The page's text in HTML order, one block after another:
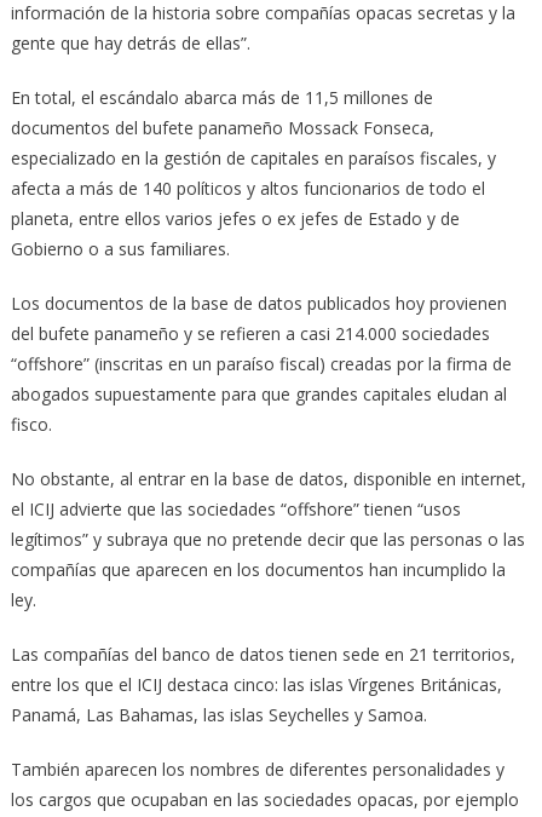
información de la historia sobre compañías opacas secretas y la
gente que hay detrás de ellas”.
En total, el escándalo abarca más de 11,5 millones de
documentos del bufete panameño Mossack Fonseca,
especializado en la gestión de capitales en paraísos fiscales, y
afecta a más de 140 políticos y altos funcionarios de todo el
planeta, entre ellos varios jefes o ex jefes de Estado y de
Gobierno o a sus familiares.
Los documentos de la base de datos publicados hoy provienen
del bufete panameño y se refieren a casi 214.000 sociedades
“offshore” (inscritas en un paraíso fiscal) creadas por la firma de
abogados supuestamente para que grandes capitales eludan al
fisco.
No obstante, al entrar en la base de datos, disponible en internet,
el ICIJ advierte que las sociedades “offshore” tienen “usos
legítimos” y subraya que no pretende decir que las personas o las
compañías que aparecen en los documentos han incumplido la
ley.
Las compañías del banco de datos tienen sede en 21 territorios,
entre los que el ICIJ destaca cinco: las islas Vírgenes Británicas,
Panamá, Las Bahamas, las islas Seychelles y Samoa.
También aparecen los nombres de diferentes personalidades y
los cargos que ocupaban en las sociedades opacas, por ejemplo